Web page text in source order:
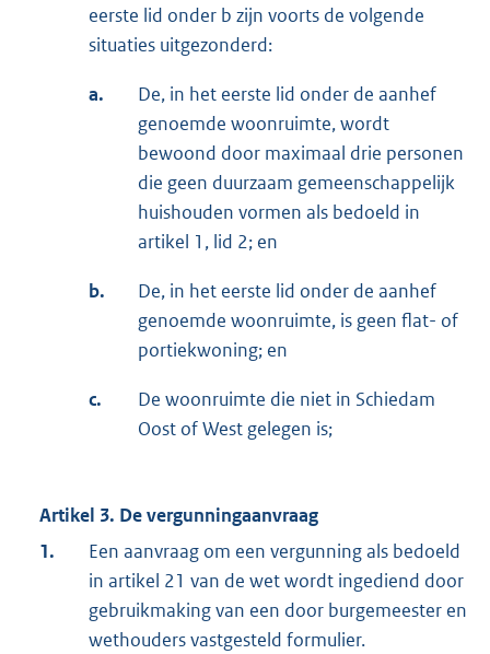
eerste lid onder b zijn voorts de volgende
situaties uitgezonderd:
a.
De, in het eerste lid onder de aanhef
genoemde woonruimte, wordt
bewoond door maximaal drie personen
die geen duurzaam gemeenschappelijk
huishouden vormen als bedoeld in
artikel 1, lid 2; en
b.
De, in het eerste lid onder de aanhef
genoemde woonruimte, is geen flat- of
portiekwoning; en
c.
De woonruimte die niet in Schiedam
Oost of West gelegen is;
Artikel 3. De vergunningaanvraag
1.
Een aanvraag om een vergunning als bedoeld
in artikel 21 van de wet wordt ingediend door
gebruikmaking van een door burgemeester en
wethouders vastgesteld formulier.